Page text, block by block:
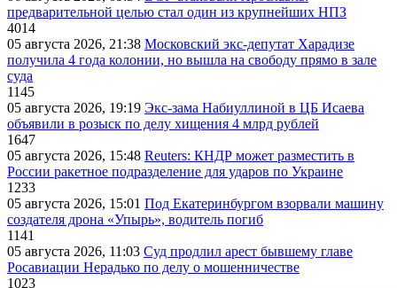
предварительной целью стал один из крупнейших НПЗ
4014
05 августа 2026, 21:38 Московский экс-депутат Харадизе
получила 4 года колонии, но вышла на свободу прямо в зале
суда
1145
05 августа 2026, 19:19 Экс-зама Набиуллиной в ЦБ Исаева
объявили в розыск по делу хищения 4 млрд рублей
1647
05 августа 2026, 15:48 Reuters: КНДР может разместить в
России ракетное подразделение для ударов по Украине
1233
05 августа 2026, 15:01 Под Екатеринбургом взорвали машину
создателя дрона «Упырь», водитель погиб
1141
05 августа 2026, 11:03 Суд продлил арест бывшему главе
Росавиации Нерадько по делу о мошенничестве
1023